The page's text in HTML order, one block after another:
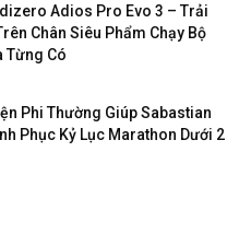
Adios Pro Evo 3 – Trải
Chân Siêu Phẩm Chạy Bộ
Từng Có
Phi Thường Giúp Sabastian
Phục Kỷ Lục Marathon Dưới 2